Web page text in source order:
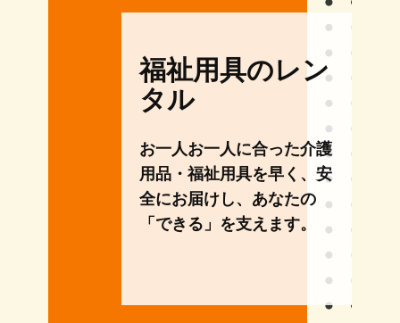
福祉用具のレン
タル
お一人お一人に合った介護
用品・福祉用具を早く、安
全にお届けし、あなたの
「できる」を支えます。